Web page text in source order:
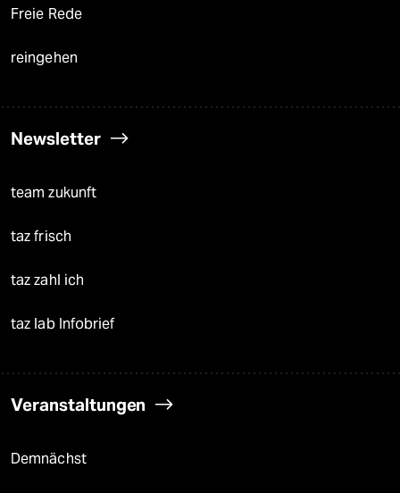
Freie Rede
reingehen
Newsletter
team zukunft
taz frisch
taz zahl ich
taz lab Infobrief
Veranstaltungen
Demnächst